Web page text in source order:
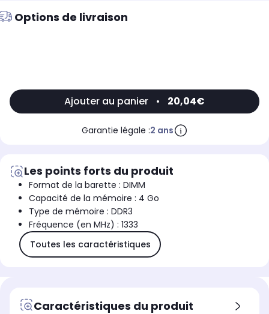
Options de livraison
Ajouter au panier • 20,04€
Garantie légale :2 ans
Les points forts du produit
Format de la barette : DIMM
Capacité de la mémoire : 4 Go
Type de mémoire : DDR3
Fréquence (en MHz) : 1333
Toutes les caractéristiques
Caractéristiques du produit